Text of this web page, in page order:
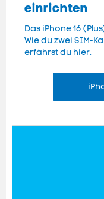
einrichten
Das iPhone 16
Wie du zwei SIM-
erfährst du hier.